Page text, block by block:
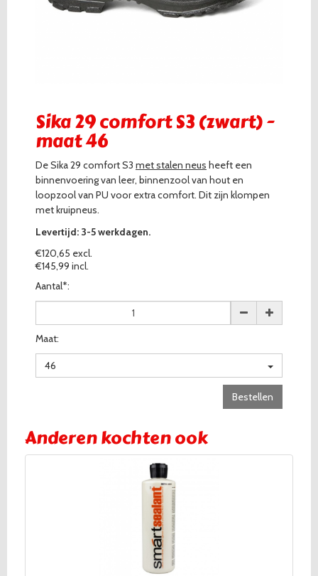
Sika 29 comfort S3 (zwart) -
maat 46
De Sika 29 comfort S3 met stalen neus heeft een
binnenvoering van leer, binnenzool van hout en
loopzool van PU voor extra comfort. Dit zijn klompen
met kruipneus.
Levertijd: 3-5 werkdagen.
€120,65 excl.
€145,99 incl.
Aantal*:
Maat:
46
Bestellen
Anderen kochten ook